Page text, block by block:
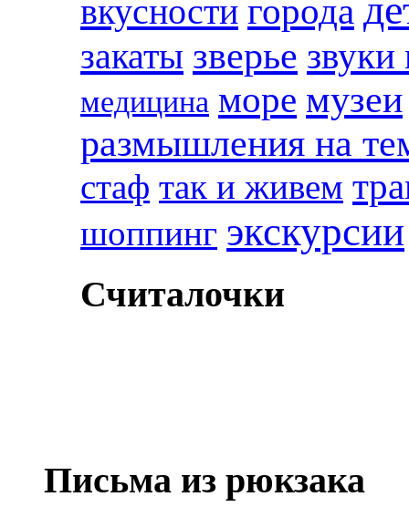
вкусности города
закаты зверье
медицина море музеи
размышления на
стаф так и живем
шоппинг экскурсии
Считалочки
Письма из рюкзака